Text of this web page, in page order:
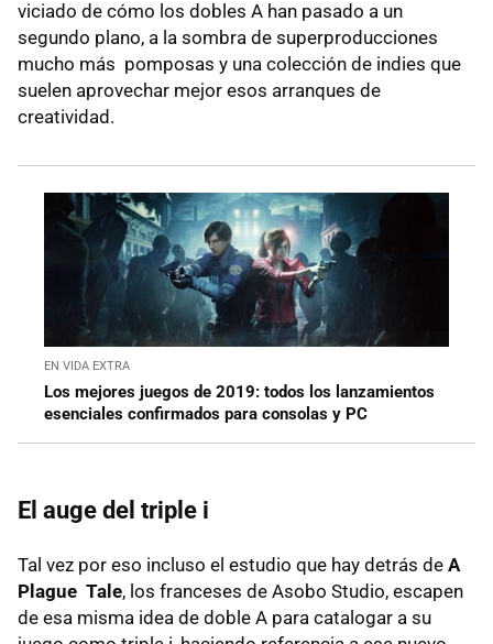
viciado de cómo los dobles A han pasado a un
segundo plano, a la sombra de superproducciones
mucho más pomposas y una colección de indies que
suelen aprovechar mejor esos arranques de
creatividad.
EN VIDA EXTRA
Los mejores juegos de 2019: todos los lanzamientos
esenciales confirmados para consolas y PC
El auge del triple i
Tal vez por eso incluso el estudio que hay detrás de A
Plague Tale, los franceses de Asobo Studio, escapen
de esa misma idea de doble A para catalogar a su